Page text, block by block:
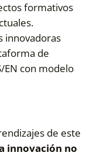
formativos
innovadoras
de
EN con modelo
de este
innovación no